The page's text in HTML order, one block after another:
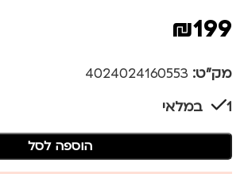
₪199
מק"ט: 4024024160553
1 במלאי
הוספה לסל